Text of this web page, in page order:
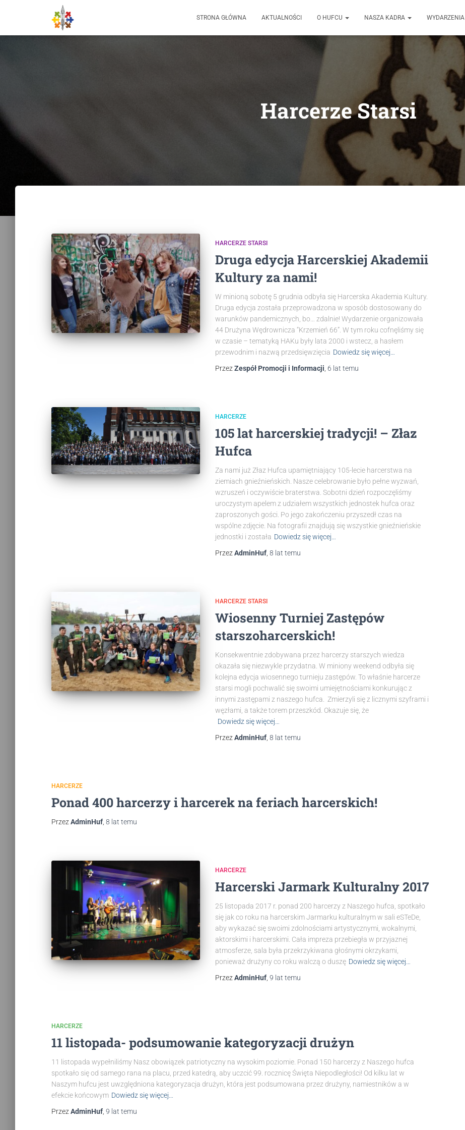
STRONA GŁÓWNA AKTUALNOŚCI O HUFCU NASZA KADRA WYDARZENIA
Harcerze Starsi
HARCERZE STARSI
Druga edycja Harcerskiej Akademii
Kultury za nami!
W minioną sobotę 5 grudnia odbyła się Harcerska Akademia Kultury.
Druga edycja została przeprowadzona w sposób dostosowany do
warunków pandemicznych, bo… zdalnie! Wydarzenie organizowała
44 Drużyna Wędrownicza “Krzemień 66”. W tym roku cofnęliśmy się
w czasie – tematyką HAKu były lata 2000 i wstecz, a hasłem
przewodnim i nazwą przedsięwzięcia Dowiedz się więcej…
Przez Zespół Promocji i Informacji 6 lat temu
HARCERZE
105 lat harcerskiej tradycji! – Złaz
Hufca
Za nami już Złaz Hufca upamiętniający 105-lecie harcerstwa na
ziemiach gnieźnieńskich. Nasze celebrowanie było pełne wyzwań,
wzruszeń i oczywiście braterstwa. Sobotni dzień rozpoczęliśmy
uroczystym apelem z udziałem wszystkich jednostek hufca oraz
zaproszonych gości. Po jego zakończeniu przyszedł czas na
wspólne zdjęcie. Na fotografii znajdują się wszystkie gnieźnieńskie
jednostki i została Dowiedz się więcej…
Przez AdminHuf 8 lat temu
HARCERZE STARSI
Wiosenny Turniej Zastępów
starszoharcerskich!
Konsekwentnie zdobywana przez harcerzy starszych wiedza
okazała się niezwykle przydatna. W miniony weekend odbyła się
kolejna edycja wiosennego turnieju zastępów. To właśnie harcerze
starsi mogli pochwalić się swoimi umiejętnościami konkurując z
innymi zastępami z naszego hufca. Zmierzyli się z licznymi szyframi i
węzłami, a także torem przeszkód. Okazuje się, że
Dowiedz się więcej…
Przez AdminHuf 8 lat temu
HARCERZE
Ponad 400 harcerzy i harcerek na feriach harcerskich!
Przez AdminHuf 8 lat temu
HARCERZE
Harcerski Jarmark Kulturalny 2017
25 listopada 2017 r. ponad 200 harcerzy z Naszego hufca, spotkało
się jak co roku na harcerskim Jarmarku kulturalnym w sali eSTeDe,
aby wykazać się swoimi zdolnościami artystycznymi, wokalnymi,
aktorskimi i harcerskimi. Cała impreza przebiegła w przyjaznej
atmosferze, sala była przekrzykiwana głośnymi okrzykami,
ponieważ drużyny co roku walczą o duszę Dowiedz się więcej…
Przez AdminHuf 9 lat temu
HARCERZE
11 listopada- podsumowanie kategoryzacji drużyn
11 listopada wypełniliśmy Nasz obowiązek patriotyczny na wysokim poziomie. Ponad 150 harcerzy z Naszego hufca
spotkało się od samego rana na placu, przed katedrą, aby uczcić 99. rocznicę Święta Niepodległości! Od kilku lat w
Naszym hufcu jest uwzględniona kategoryzacja drużyn, która jest podsumowana przez drużyny, namiestników a w
efekcie końcowym Dowiedz się więcej…
Przez AdminHuf 9 lat temu